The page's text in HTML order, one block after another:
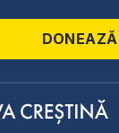
DONEAZĂ